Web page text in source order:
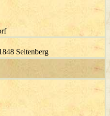
Seitenberg